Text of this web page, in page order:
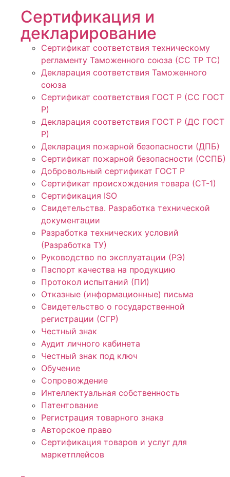
Сертификация и
декларирование
Сертификат соответствия техническому
регламенту Таможенного союза (СС ТР ТС)
Декларация соответствия Таможенного
союза
Сертификат соответствия ГОСТ Р (СС ГОСТ
Р)
Декларация соответствия ГОСТ Р (ДС ГОСТ
Р)
Декларация пожарной безопасности (ДПБ)
Сертификат пожарной безопасности (ССПБ)
Добровольный сертификат ГОСТ Р
Сертификат происхождения товара (СТ-1)
Сертификация ISO
Свидетельства. Разработка технической
документации
Разработка технических условий
(Разработка ТУ)
Руководство по эксплуатации (РЭ)
Паспорт качества на продукцию
Протокол испытаний (ПИ)
Отказные (информационные) письма
Свидетельство о государственной
регистрации (СГР)
Честный знак
Аудит личного кабинета
Честный знак под ключ
Обучение
Сопровождение
Интеллектуальная собственность
Патентование
Регистрация товарного знака
Авторское право
Сертификация товаров и услуг для
маркетплейсов